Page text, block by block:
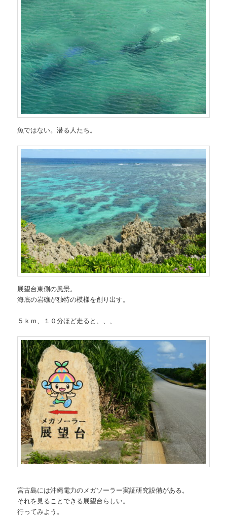
魚ではない。潜る人たち。
展望台東側の風景。
海底の岩礁が独特の模様を創り出す。
５ｋｍ、１０分ほど走ると、、、
宮古島には沖縄電力のメガソーラー実証研究設備がある。
それを見ることできる展望台らしい。
行ってみよう。